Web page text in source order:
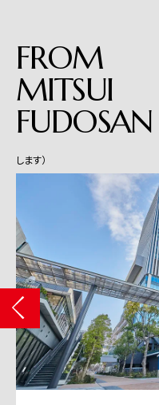
FROM
MITSUI
FUDOSAN
します）